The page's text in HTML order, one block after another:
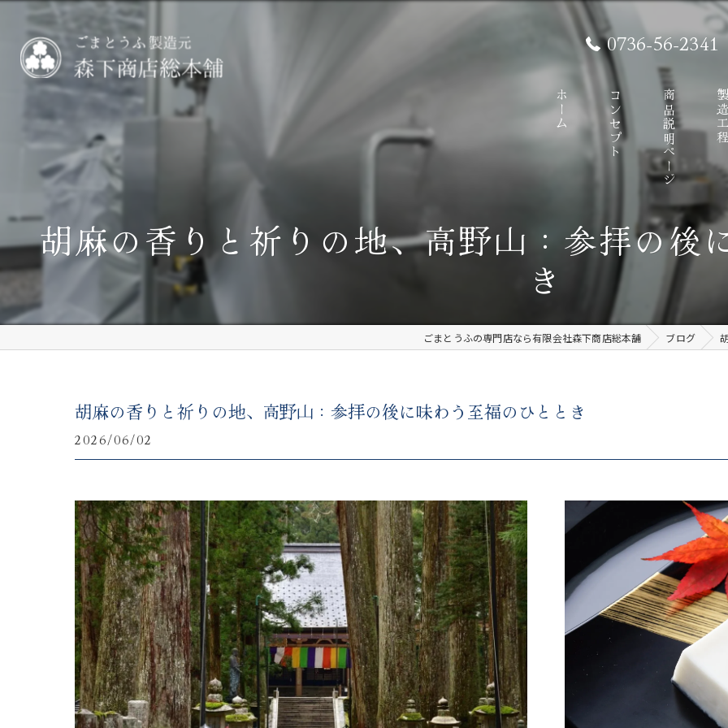
0736-56-2341
ホーム コンセプト 商品説明ページ 製
胡麻の香りと祈りの地、高野山：参拝の後
き
ごまとうふの専門店なら有限会社森下商店総本舗 ブログ
胡麻の香りと祈りの地、高野山：参拝の後に味わう至福のひととき
2026/06/02